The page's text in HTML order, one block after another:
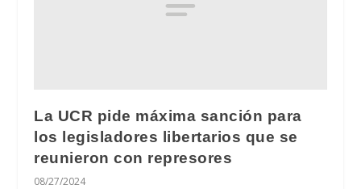
La UCR pide máxima sanción para
los legisladores libertarios que se
reunieron con represores
08/27/2024